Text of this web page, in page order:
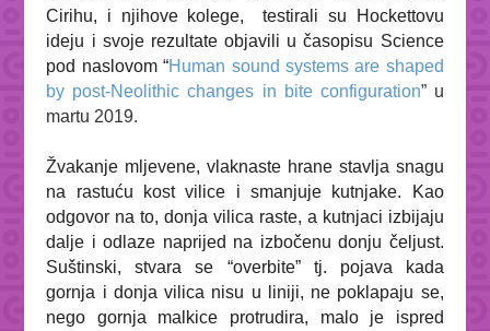
Cirihu, i njihove kolege, testirali su Hockettovu
ideju i svoje rezultate objavili u časopisu Science
pod naslovom “Human sound systems are shaped
by post-Neolithic changes in bite configuration” u
martu 2019.
Žvakanje mljevene, vlaknaste hrane stavlja snagu
na rastuću kost vilice i smanjuje kutnjake. Kao
odgovor na to, donja vilica raste, a kutnjaci izbijaju
dalje i odlaze naprijed na izbočenu donju čeljust.
Suštinski, stvara se “overbite” tj. pojava kada
gornja i donja vilica nisu u liniji, ne poklapaju se,
nego gornja malkice protrudira, malo je ispred